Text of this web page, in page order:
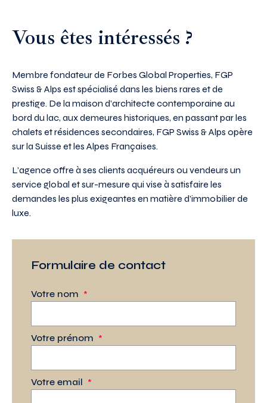
Vous êtes intéressés ?
Membre fondateur de Forbes Global Properties, FGP
Swiss & Alps est spécialisé dans les biens rares et de
prestige. De la maison d’architecte contemporaine au
bord du lac, aux demeures historiques, en passant par les
chalets et résidences secondaires, FGP Swiss & Alps opère
sur la Suisse et les Alpes Françaises.
L’agence offre à ses clients acquéreurs ou vendeurs un
service global et sur-mesure qui vise à satisfaire les
demandes les plus exigeantes en matière d’immobilier de
luxe.
Formulaire de contact
Votre nom *
Votre prénom *
Votre email *